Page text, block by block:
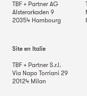
TBF + Partner AG
Alsterarkaden 9
20354 Hambourg
Site en Italie
TBF + Partner S.r.l.
Via Napo Torriani 29
20124 Milan